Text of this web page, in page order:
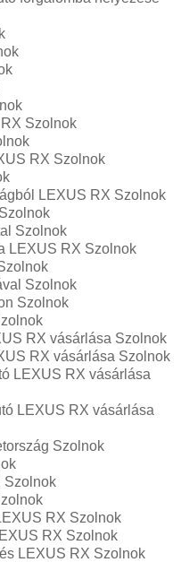
Szolnok
RX Szolnok
LEXUS RX Szolnok
Szolnok
LEXUS RX Szolnok
Szolnok
Szolnok
RX vásárlása Szolnok
RX vásárlása Szolnok
LEXUS RX vásárlása
LEXUS RX vásárlása
Szolnok
Szolnok
RX Szolnok
RX Szolnok
LEXUS RX Szolnok